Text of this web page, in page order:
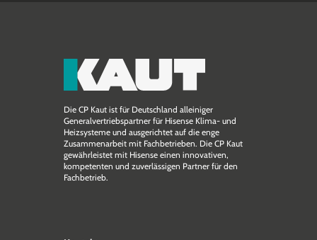
Die CP Kaut ist für Deutschland alleiniger
Generalvertriebspartner für Hisense Klima- und
Heizsysteme und ausgerichtet auf die enge
Zusammen­arbeit mit Fachbetrieben. Die CP Kaut
gewährleistet mit Hisense einen innovativen,
kompetenten und zuverlässigen Partner für den
Fachbetrieb.